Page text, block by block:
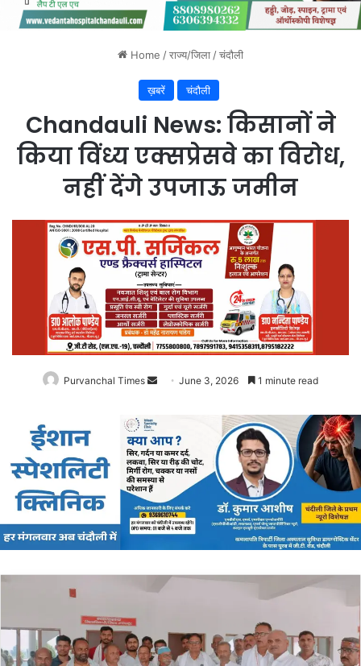
Home /राज्य/जिला/चंदौली
ख़बरें चंदौली
Chandauli News: किसानों ने
किया विंध्य एक्सप्रेसवे का विरोध,
नहीं देंगे उपजाऊ जमीन
Purvanchal Times
SendJune 3, 2026 1 minute read